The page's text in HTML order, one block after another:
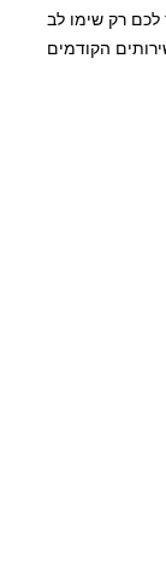
לכם רק שימו לב
הקודמים